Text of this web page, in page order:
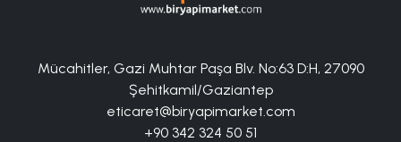
Mücahitler, Gazi Muhtar Paşa Blv. No:63 D:H, 27090
Şehitkamil/Gaziantep
eticaret@biryapimarket.com
+90 342 324 50 51